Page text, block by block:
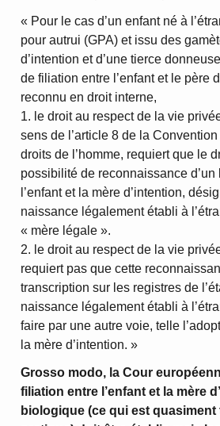
« Pour le cas d’un enfant né à
pour autrui (GPA) et issu des
d’intention et d’une tierce
de filiation entre l’enfant et le père
reconnu en droit interne,
1. le droit au respect de la vie
sens de l’article 8 de la
droits de l’homme, requiert que le
possibilité de reconnaissance
l’enfant et la mère d’intention,
naissance légalement établi à
« mère légale ».
2. le droit au respect de la vie
requiert pas que cette
transcription sur les registres de
naissance légalement établi à
faire par une autre voie, telle
la mère d’intention. »
Grosso modo, la Cour
filiation entre l’enfant et la mère
biologique (ce qui est